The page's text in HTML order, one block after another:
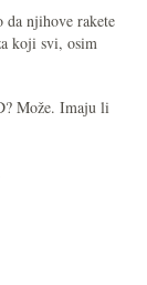
njihove rakete
koji svi, osim
Može. Imaju li